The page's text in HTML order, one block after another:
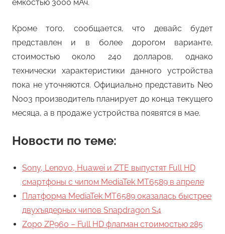
емкостью 3000 мАч.
Кроме того, сообщается, что девайс будет
представлен и в более дорогом варианте,
стоимостью около 240 долларов, однако
технически характеристики данного устройства
пока не уточняются. Официально представить Neo
N003 производитель планирует до конца текущего
месяца, а в продаже устройства появятся в мае.
Новости по теме:
Sony, Lenovo, Huawei и ZTE выпустят Full HD
смартфоны с чипом MediaTek MT6589 в апреле
Платформа MediaTek MT6589 оказалась быстрее
двухъядерных чипов Snapdragon S4
Zopo ZP960 – Full HD флагман стоимостью 285